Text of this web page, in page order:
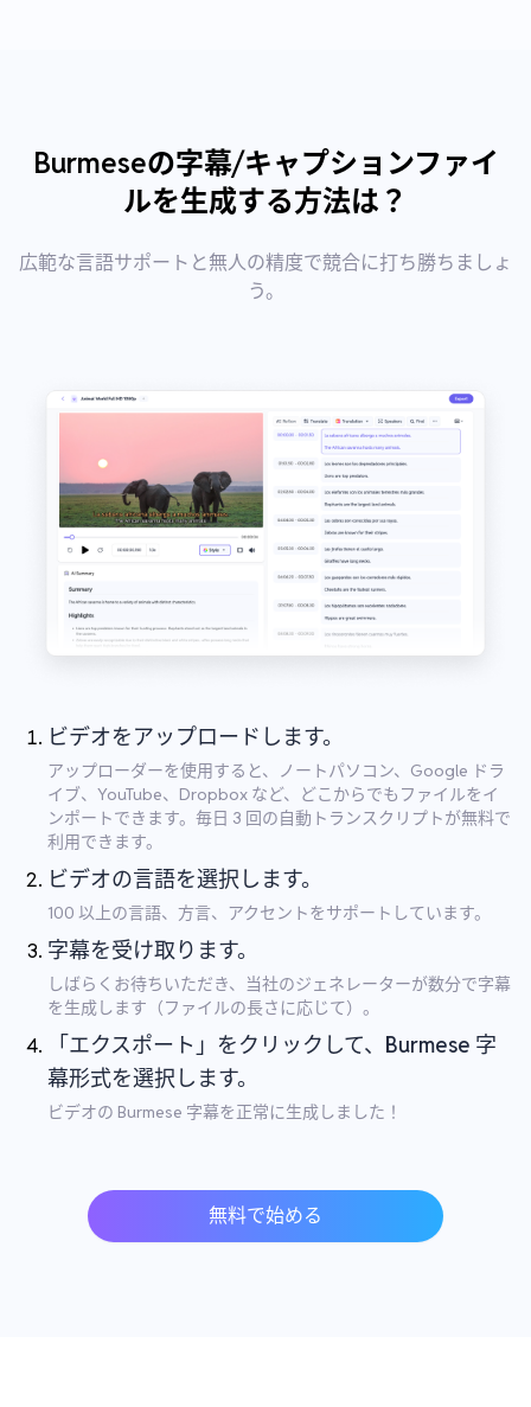
Burmeseの字幕/キャプションファイ
ルを生成する方法は？
広範な言語サポートと無人の精度で競合に打ち勝ちましょ
う。
ビデオをアップロードします。
アップローダーを使用すると、ノートパソコン、Google ドラ
イブ、YouTube、Dropbox など、どこからでもファイルをイ
ンポートできます。毎日 3 回の自動トランスクリプトが無料で
利用できます。
ビデオの言語を選択します。
100 以上の言語、方言、アクセントをサポートしています。
字幕を受け取ります。
しばらくお待ちいただき、当社のジェネレーターが数分で字幕
を生成します（ファイルの長さに応じて）。
「エクスポート」をクリックして、Burmese 字
幕形式を選択します。
ビデオの Burmese 字幕を正常に生成しました！
無料で始める